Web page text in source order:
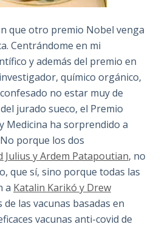
que otro premio Nobel venga
Centrándome en mi
y además del premio en
químico orgánico,
no estar muy de
jurado sueco, el Premio
Medicina ha sorprendido a
porque los dos
Julius y Ardem Patapoutian, no
que sí, sino porque todas las
a Katalin Karikó y Drew
de las vacunas basadas en
vacunas anti-covid de